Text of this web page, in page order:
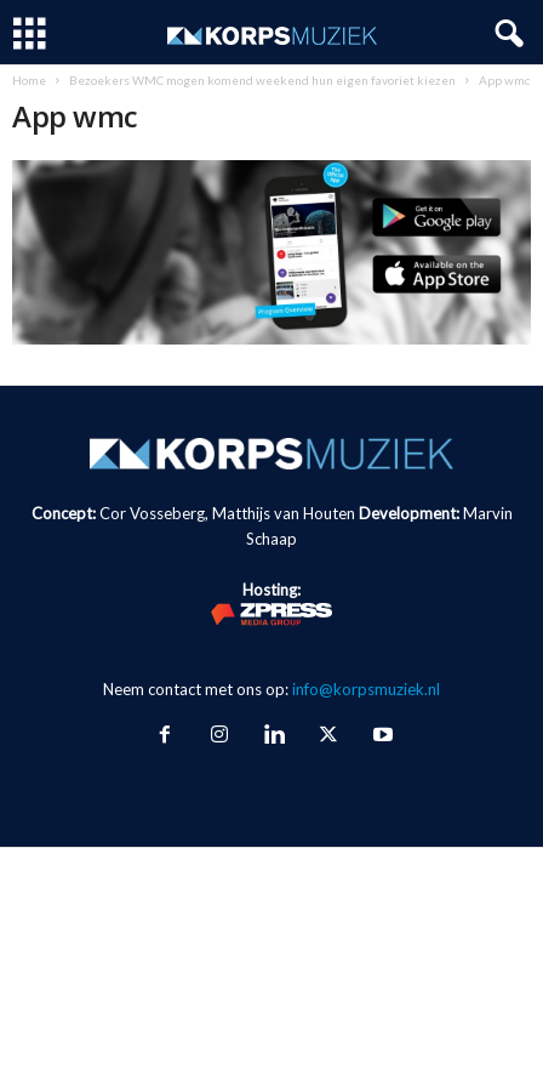
Home Bezoekers WMC mogen komend weekend hun eigen favoriet kiezen App wmc
App wmc
Concept:Cor Vosseberg, Matthijs van Houten Development: Marvin
Schaap
Hosting:
Neem contact met ons op:info@korpsmuziek.nl